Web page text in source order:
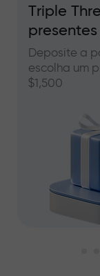
Triple
presentes
Deposite a
escolha um
$1,500